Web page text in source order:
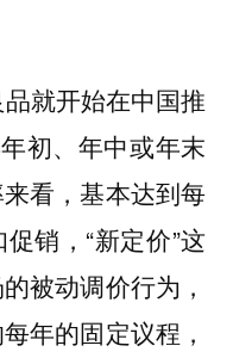
就开始在中国推
初、年中或年末
看，基本达到每
销，“新定价”这
被动调价行为，
年的固定议程，